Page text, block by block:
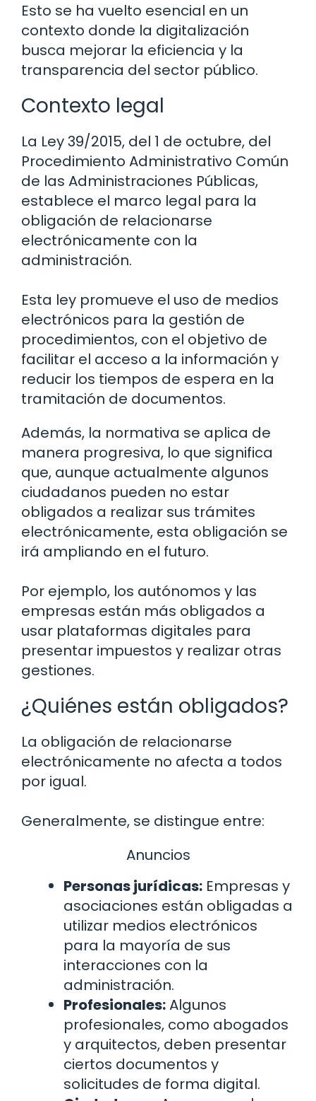
Esto se ha vuelto esencial en un
contexto donde la digitalización
busca mejorar la eficiencia y la
transparencia del sector público.
Contexto legal
La Ley 39/2015, del 1 de octubre, del
Procedimiento Administrativo Común
de las Administraciones Públicas,
establece el marco legal para la
obligación de relacionarse
electrónicamente con la
administración.
Esta ley promueve el uso de medios
electrónicos para la gestión de
procedimientos, con el objetivo de
facilitar el acceso a la información y
reducir los tiempos de espera en la
tramitación de documentos.
Además, la normativa se aplica de
manera progresiva, lo que significa
que, aunque actualmente algunos
ciudadanos pueden no estar
obligados a realizar sus trámites
electrónicamente, esta obligación se
irá ampliando en el futuro.
Por ejemplo, los autónomos y las
empresas están más obligados a
usar plataformas digitales para
presentar impuestos y realizar otras
gestiones.
¿Quiénes están obligados?
La obligación de relacionarse
electrónicamente no afecta a todos
por igual.
Generalmente, se distingue entre:
Anuncios
Personas jurídicas: Empresas y
asociaciones están obligadas a
utilizar medios electrónicos
para la mayoría de sus
interacciones con la
administración.
Profesionales:Algunos
profesionales, como abogados
y arquitectos, deben presentar
ciertos documentos y
solicitudes de forma digital.